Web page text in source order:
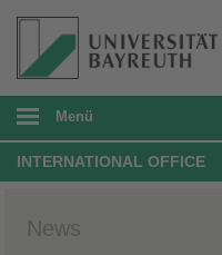
Menü
INTERNATIONAL OFFICE
News